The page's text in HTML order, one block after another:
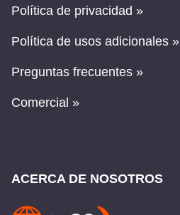
Política de privacidad »
Política de usos adicionales »
Preguntas frecuentes »
Comercial »
ACERCA DE NOSOTROS